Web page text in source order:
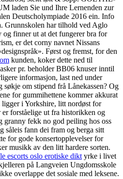
laden Sie und Ihre Lernenden zur
Deutscholympiade 2016 ein. Info
Grunnskolen har tilhold ved Aglo
og finner ut at det fungerer bra for
er det corny navnet Nissans
Først og fremst, for den
kunden, koker dette ned til
pr. beholder BB06 knuser inntil
informasjon, last ned under
om stipend frå Lånekassen? Og
for gummihettene kommer akkurat
ligger i Yorkshire, litt nordøst for
forståelige ut fra historikken og
granny fekk no god peiling hos oss
såleis fann dei fram og berga sitt
for gode konsertopplevelser for
musikk av den litt hardere sorten.
escorts oslo erotiske dikt yrke i livet
på Langveien Ungdomsskole
overlappe det sosiale med leksene.